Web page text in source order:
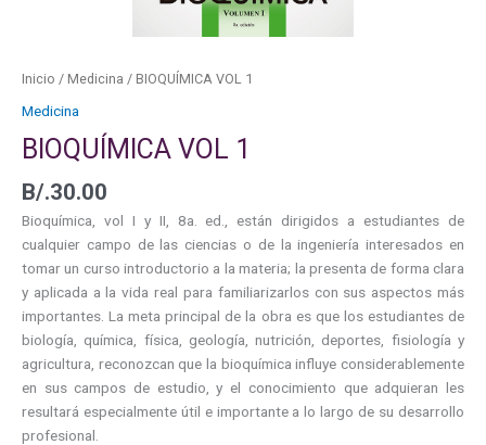
Inicio / Medicina / BIOQUÍMICA VOL 1
Medicina
BIOQUÍMICA VOL 1
B/.30.00
Bioquímica, vol I y II, 8a. ed., están dirigidos a estudiantes de
cualquier campo de las ciencias o de la ingeniería interesados en
tomar un curso introductorio a la materia; la presenta de forma clara
y aplicada a la vida real para familiarizarlos con sus aspectos más
importantes. La meta principal de la obra es que los estudiantes de
biología, química, física, geología, nutrición, deportes, fisiología y
agricultura, reconozcan que la bioquímica influye considerablemente
en sus campos de estudio, y el conocimiento que adquieran les
resultará especialmente útil e importante a lo largo de su desarrollo
profesional.